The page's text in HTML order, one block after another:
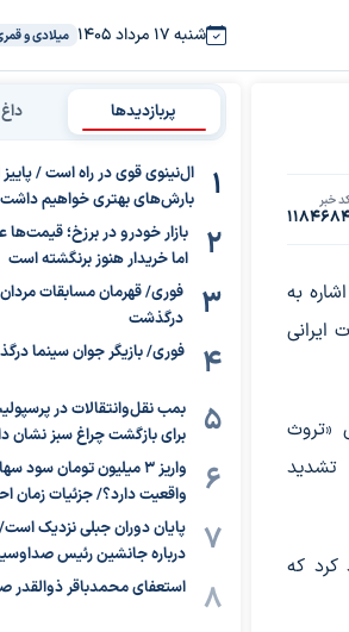
شنبه ۱۷ مرداد ۱۴۰۵ میلادی و
خبر
به
ایرانی
«تروث
تشدید
کرد که
پربازدیدها
ال‌نینوی قوی در راه است /
بارش‌های بهتری خواهیم داشت
بازار خودرو در برزخ؛
اما خریدار هنوز برنگشته است
فوری/ قهرمان مسابقات
درگذشت
فوری/ بازیگر جوان سینما
بمب نقل‌وانتقالات در
برای بازگشت چراغ سبز نشان
واریز ۳ میلیون تومان سود
واقعیت دارد؟/ جزئیات زمان
پایان دوران جبلی نزدیک
درباره جانشین رئیس
استعفای محمدباقر ذوالقدر